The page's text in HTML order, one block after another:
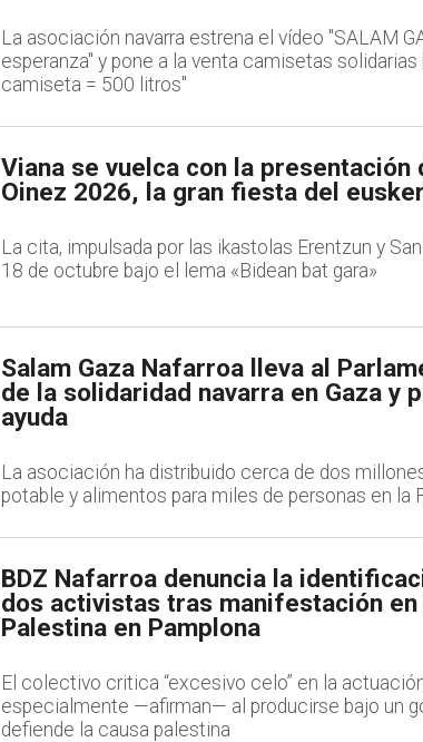
La asociación navarra estrena el vídeo "SALAM
esperanza" y pone a la venta camisetas solidarias
camiseta = 500 litros"
Viana se vuelca con la presentación
Oinez 2026, la gran fiesta del
La cita, impulsada por las ikastolas Erentzun y
18 de octubre bajo el lema «Bidean bat gara»
Salam Gaza Nafarroa lleva al
de la solidaridad navarra en Gaza y
ayuda
La asociación ha distribuido cerca de dos
potable y alimentos para miles de personas en la
BDZ Nafarroa denuncia la
dos activistas tras manifestación en
Palestina en Pamplona
El colectivo critica “excesivo celo” en la
especialmente —afirman— al producirse bajo un
defiende la causa palestina